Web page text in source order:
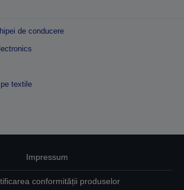
de conducere
textile
Impressum
conformității produselor